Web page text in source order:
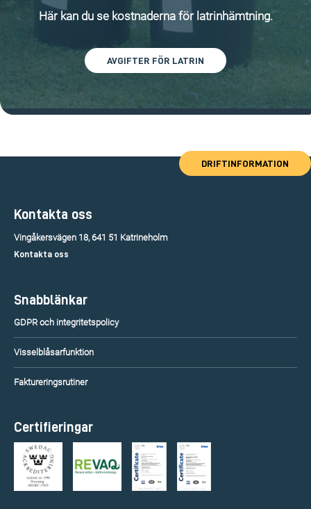
Här kan du se kostnaderna för latrinhämtning.
AVGIFTER FÖR LATRIN
DRIFTINFORMATION
Kontakta oss
Vingåkersvägen 18, 641 51 Katrineholm
Kontakta oss
Snabblänkar
GDPR och integritetspolicy
Visselblåsarfunktion
Faktureringsrutiner
Certifieringar